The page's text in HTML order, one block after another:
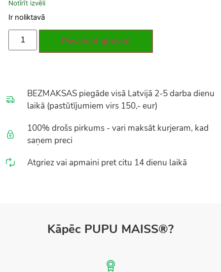
Notīrīt izvēli
Ir noliktavā
Pievienot grozam
BEZMAKSAS piegāde visā Latvijā 2-5 darba dienu
laikā (pastūtījumiem virs 150,- eur)
100% drošs pirkums - vari maksāt kurjeram, kad
saņem preci
Atgriez vai apmaini pret citu 14 dienu laikā
Kāpēc PUPU MAISS®?